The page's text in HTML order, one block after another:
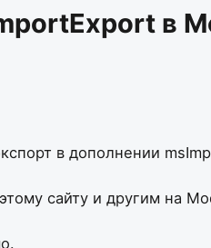
в
в дополнении
сайту и другим на